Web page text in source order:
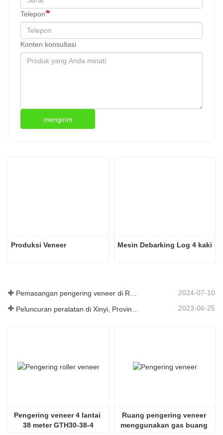
Telepon
Konten konsultasi
mengirim
Produksi Veneer Mesin Debarking Log 4 kaki
Pemasangan pengering veneer di Rumania telah selesai. 2024-07-10
2023-06-25
Pengering veneer 4 lantai
38 meter GTH30-38-4
Ruang pengering veneer
menggunakan gas buang